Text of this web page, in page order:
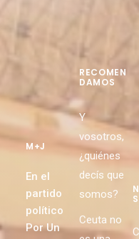
M+J
En el
partido
político
Por Un
RECOMEN
DAMOS
Y
vosotros,
¿quiénes
decís que
somos?
Ceuta no
S